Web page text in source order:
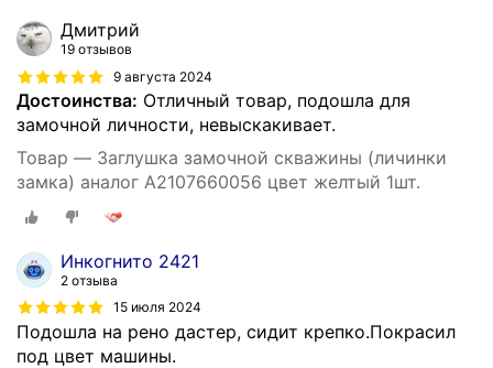
Дмитрий
19 отзывов
9 августа 2024
Достоинства: Отличный товар, подошла для
замочной личности, невыскакивает.
Товар — Заглушка замочной скважины (личинки
замка) аналог A2107660056 цвет желтый 1шт.
Инкогнито 2421
2 отзыва
15 июля 2024
Подошла на рено дастер, сидит крепко.Покрасил
под цвет машины.